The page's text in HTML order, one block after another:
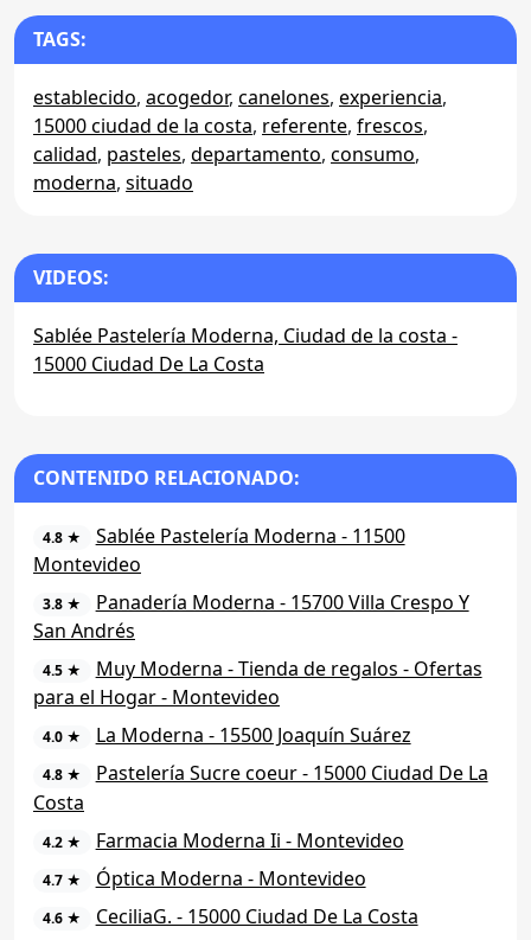
TAGS:
establecido, acogedor, canelones, experiencia,
15000 ciudad de la costa, referente, frescos,
calidad, pasteles, departamento, consumo,
moderna, situado
VIDEOS:
Sablée Pastelería Moderna, Ciudad de la costa -
15000 Ciudad De La Costa
CONTENIDO RELACIONADO:
4.8 ★
Sablée Pastelería Moderna - 11500
Montevideo
3.8 ★
Panadería Moderna - 15700 Villa Crespo Y
San Andrés
4.5 ★
Muy Moderna - Tienda de regalos - Ofertas
para el Hogar - Montevideo
4.0 ★ La Moderna - 15500 Joaquín Suárez
4.8 ★
Pastelería Sucre coeur - 15000 Ciudad De La
Costa
4.2 ★ Farmacia Moderna Ii - Montevideo
4.7 ★ Óptica Moderna - Montevideo
4.6 ★ CeciliaG. - 15000 Ciudad De La Costa